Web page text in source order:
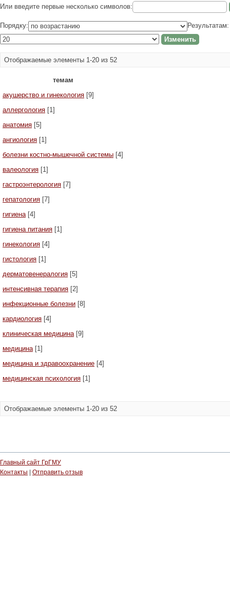
Или введите первые несколько символов:
Порядку: Результатам:
Отображаемые элементы 1-20 из 52
темам
акушерство и гинекология [9]
аллергология [1]
анатомия [5]
ангиология [1]
болезни костно-мышечной системы [4]
валеология [1]
гастроэнтерология [7]
гепатология [7]
гигиена [4]
гигиена питания [1]
гинекология [4]
гистология [1]
дерматовенералогия [5]
интенсивная терапия [2]
инфекционные болезни [8]
кардиология [4]
клиническая медицина [9]
медицина [1]
медицина и здравоохранение [4]
медицинская психология [1]
Отображаемые элементы 1-20 из 52
Главный сайт ГрГМУ
Контакты | Отправить отзыв